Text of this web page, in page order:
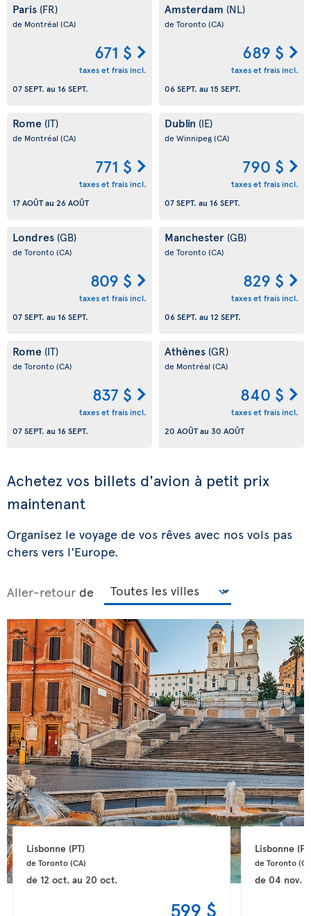
Paris (FR)
de Montréal (CA)
671 $
taxes et frais incl.
07 SEPT. au 16 SEPT.
Amsterdam (NL)
de Toronto(CA)
689 $
taxes et frais incl.
06 SEPT. au 15 SEPT.
Rome (IT)
de Montréal (CA)
771 $
taxes et frais incl.
17 AOÛTau 26 AOÛT
Dublin (IE)
de Winnipeg(CA)
790 $
taxes et frais incl.
07 SEPT. au 16 SEPT.
Londres (GB)
de Toronto(CA)
809 $
taxes et frais incl.
07 SEPT. au 16 SEPT.
Manchester (GB)
de Toronto(CA)
829 $
taxes et frais incl.
06 SEPT. au 12 SEPT.
Rome (IT)
de Toronto(CA)
837 $
taxes et frais incl.
07 SEPT. au 16 SEPT.
Athènes (GR)
de Montréal (CA)
840 $
taxes et frais incl.
20 AOÛTau 30 AOÛT
Achetez vos billets d'avion à petit prix
maintenant
Organisez le voyage de vos rêves avec nos vols pas
chers vers l'Europe.
Aller-retour de
Lisbonne (PT)
de Toronto (CA)
de 12 oct.au 20 oct.
599 $
Lisbonne
de Toronto
de 04 nov.